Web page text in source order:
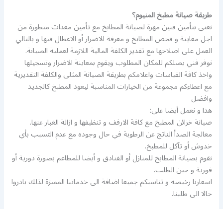
طريقة صيانة مطبخ المنيوم؟
نعنى بتأمين فنين مهرة لصيانة المطابخ مع تأمين معدات متطورة من
اجل معاينة و فحص المطابخ و معرفة الاضرار أو الاعطال فيها و بالتالي
العمل على اصلاحها مع تقدير الكلفة المالية اللازمة لعملية الصيانة.
نوفر فني يصلكم للمكان المطلوب ويقوم بمعاينة الاضرار وتسجيلها
واخذ كافة القياسات واعلامكم بطريقة الصيانة المثلى والكلفة التقديرية
مع اعطاءكم مجموعة من الخيارات المناسبة ليعود المطبخ كالجديد
وافضل
هذا و نعمل أيضا على:
صيانة خزائن المطبخ مع كافة الارفف و تنظيفها و ازالة الغبار عنها.
معالجة الصدأ الناتج عن الرطوبة في حال وجوده مع عدم التسبب بأي
خدوش أو تآكل للمطبخ.
نقوم بصيانة المطابخ للمنازل أو الفنادق و أيضا للمطاعم بصورة دورية أو
فورية و حين الطلب.
اسعارنا رخيصة و تناسبكم جميعا اضافة الى خدماتنا المميزة لذلك بادروا
حالا الى طلبنا.